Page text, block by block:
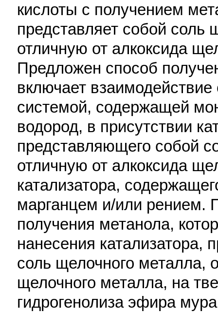
кислоты с получением
представляет собой соль
отличную от алкоксида
Предложен способ
включает
системой, содержащей
водород, в присутствии
представляющего собой
отличную от алкоксида
катализатора,
марганцем и/или рением.
получения метанола,
нанесения катализатора,
соль щелочного металла,
щелочного металла, на
гидрогенолиза эфира